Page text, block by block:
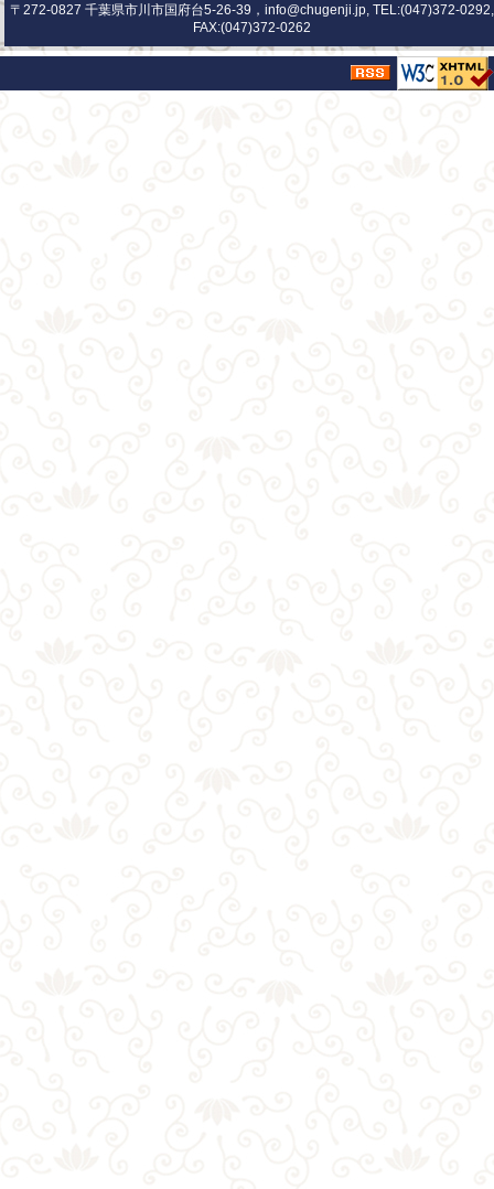
〒272-0827 千葉県市川市国府台5-26-39，info@chugenji.jp, TEL:(047)372-0292,
FAX:(047)372-0262